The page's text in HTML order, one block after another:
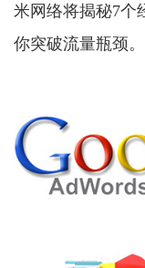
米网络将揭秘7个
你突破流量瓶颈。